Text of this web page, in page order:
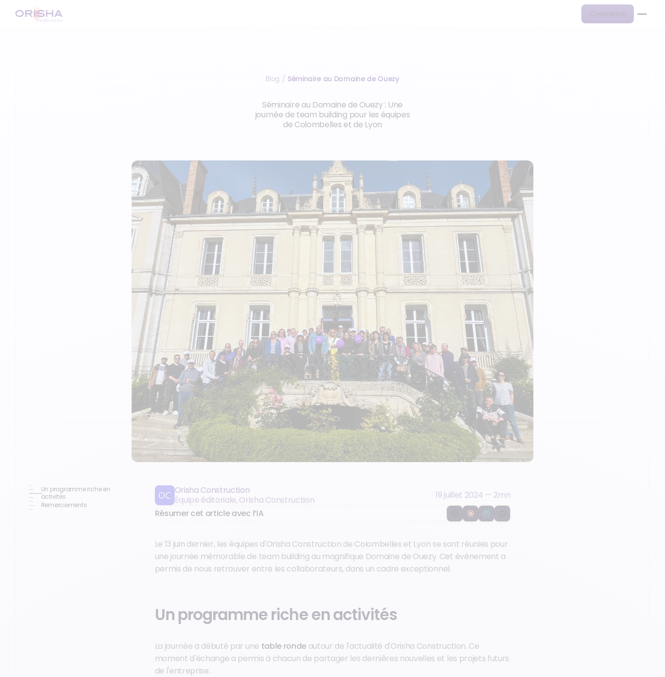
Connexion
Blog / Séminaire au Domaine de Ouezy
Séminaire au Domaine de Ouezy : Une
journée de team building pour les équipes
de Colombelles et de Lyon
Un programme riche en
activités
Remerciements
Orisha Construction
Équipe éditoriale, Orisha Construction
19 juillet 2024 — 2mn
Résumer cet article avec l’IA
Le 13 juin dernier, les équipes d'Orisha Construction de Colombelles et Lyon se sont réunies pour
une journée mémorable de team building au magnifique Domaine de Ouezy. Cet événement a
permis de nous retrouver entre les collaborateurs, dans un cadre exceptionnel.
Un programme riche en activités
La journée a débuté par une table ronde autour de l'actualité d'Orisha Construction. Ce
moment d'échange a permis à chacun de partager les dernières nouvelles et les projets futurs
de l'entreprise.